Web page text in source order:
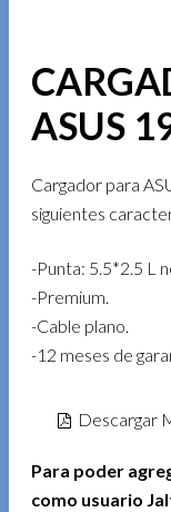
ASUS
Cargador para
siguientes
-Punta: 5.5*2.5 L
-Premium.
-Cable plano.
-12 meses de
Descargar
Para poder
como usuario